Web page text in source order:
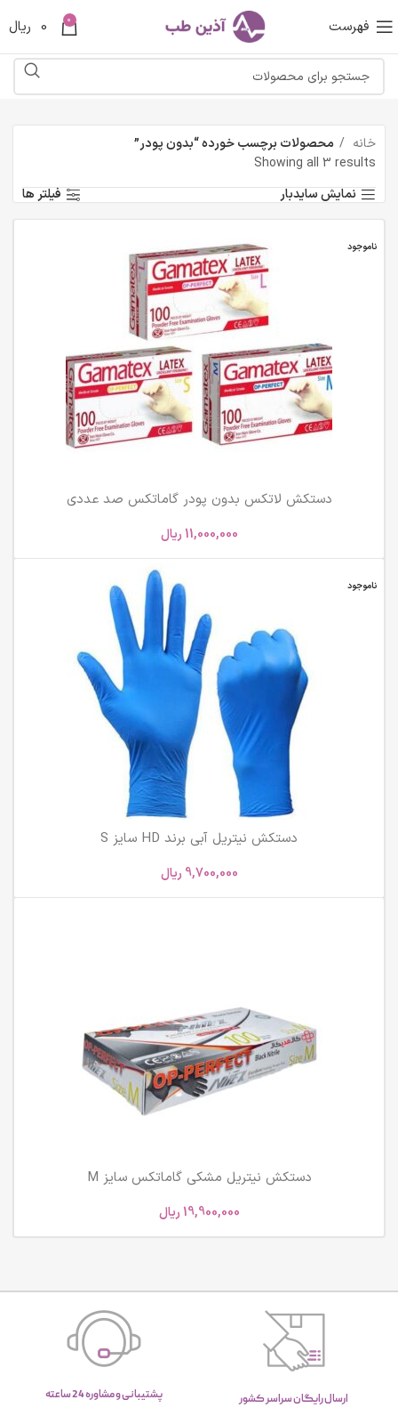
فهرست 0
0 ریال
خانه
محصولات برچسب خورده “بدون پودر”
Showing all 3 results
نمایش سایدبار
فیلتر ها
ناموجود
دستکش لاتکس بدون پودر گاماتکس صد عددی
11,000,000ریال
ناموجود
دستکش نیتریل آبی برند HD سایز S
9,700,000 ریال
دستکش نیتریل مشکی گاماتکس سایز M
19,900,000ریال
ارسال رایگان سراسر کشور پشتیبانی و مشاوره 24 ساعته